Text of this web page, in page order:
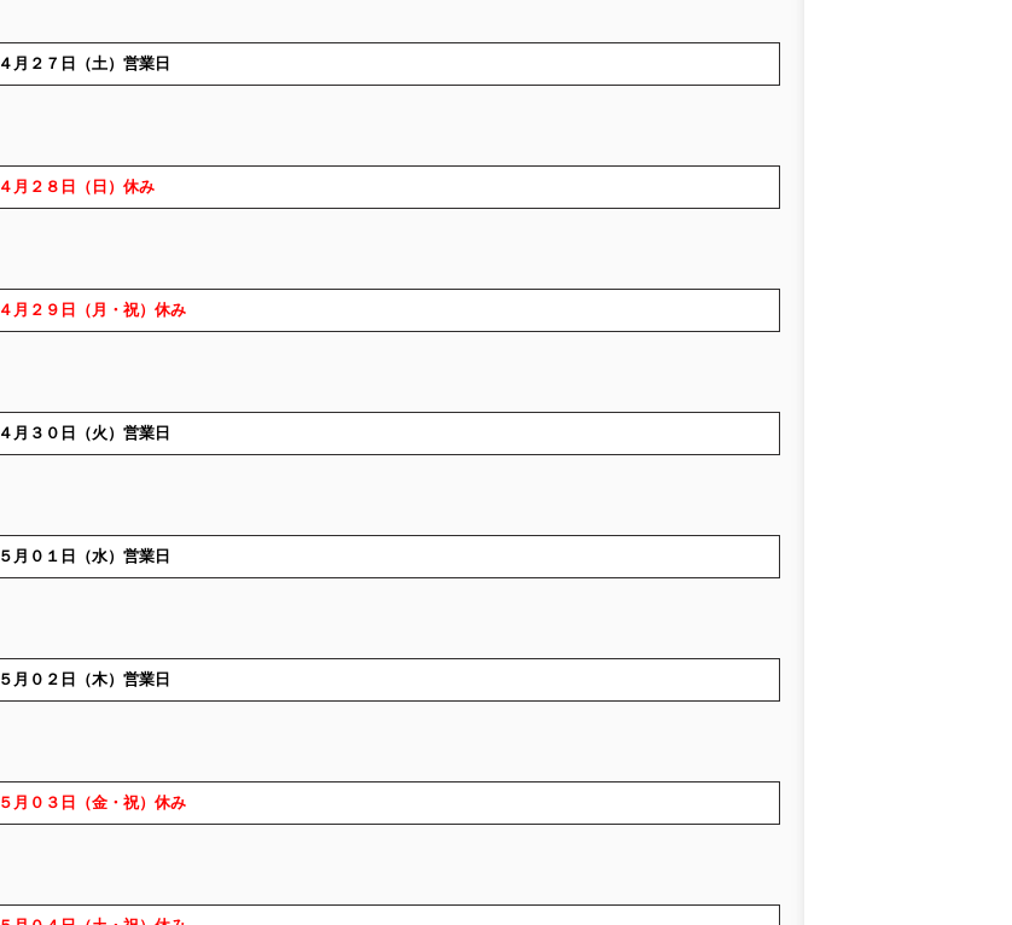
４月２７日（土）営業日
４月２８日（日）休み
４月２９日（月・祝）休み
４月３０日（火）営業日
５月０１日（水）営業日
５月０２日（木）営業日
５月０３日（金・祝）休み